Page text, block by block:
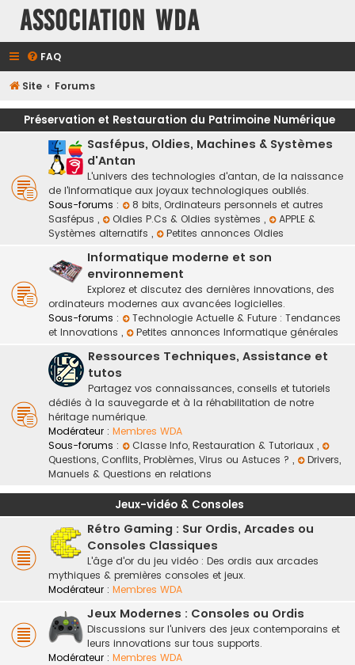
Association WDA
FAQ
Site Forums
Préservation et Restauration du Patrimoine Numérique
Sasfépus, Oldies, Machines & Systèmes
d'Antan
L'univers des technologies d'antan, de la naissance
de l'informatique aux joyaux technologiques oubliés.
Sous-forums :
8 bits, Ordinateurs personnels et autres
Sasfépus , Oldies P.Cs & Oldies systèmes ,
APPLE &
Systèmes alternatifs , Petites annonces Oldies
Informatique moderne et son
environnement
Explorez et discutez des dernières innovations, des
ordinateurs modernes aux avancées logicielles.
Sous-forums :
Technologie Actuelle & Future : Tendances
et Innovations , Petites annonces Informatique générales
Ressources Techniques, Assistance et
tutos
Partagez vos connaissances, conseils et tutoriels
dédiés à la sauvegarde et à la réhabilitation de notre
héritage numérique.
Modérateur : Membres WDA
Sous-forums :
Classe Info, Restauration & Tutoriaux ,
Questions, Conflits, Problèmes, Virus ou Astuces ? ,
Drivers,
Manuels & Questions en relations
Jeux-vidéo & Consoles
Rétro Gaming : Sur Ordis, Arcades ou
Consoles Classiques
L'âge d'or du jeu vidéo : Des ordis aux arcades
mythiques & premières consoles et jeux.
Modérateur : Membres WDA
Jeux Modernes : Consoles ou Ordis
Discussions sur l'univers des jeux contemporains et
leurs innovations sur tous supports.
Modérateur : Membres WDA